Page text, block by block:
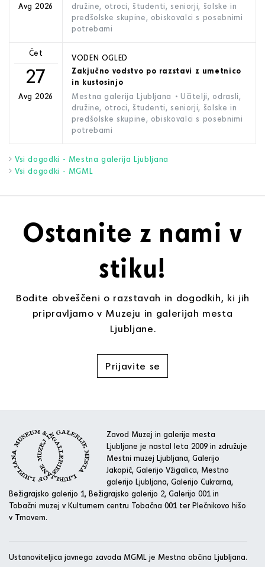
Avg 2026
družine, otroci, študenti, seniorji, šolske in
predšolske skupine, obiskovalci s posebnimi
potrebami
Čet
27
Avg 2026
VODEN OGLED
Zakjučno vodstvo po razstavi z umetnico
in kustosinjo
Mestna galerija Ljubljana • Učitelji, odrasli,
družine, otroci, študenti, seniorji, šolske in
predšolske skupine, obiskovalci s posebnimi
potrebami
Vsi dogodki - Mestna galerija Ljubljana
Vsi dogodki - MGML
Ostanite z nami v
stiku!
Bodite obveščeni o razstavah in dogodkih, ki jih
pripravljamo v Muzeju in galerijah mesta
Ljubljane.
Prijavite se
Zavod Muzej in galerije mesta
Ljubljane je nastal leta 2009 in združuje
Mestni muzej Ljubljana, Galerijo
Jakopič, Galerijo Vžigalica, Mestno
galerijo Ljubljana, Galerijo Cukrarna,
Bežigrajsko galerijo 1, Bežigrajsko galerijo 2, Galerijo 001 in
Tobačni muzej v Kulturnem centru Tobačna 001 ter Plečnikovo hišo
v Trnovem.
Ustanoviteljica javnega zavoda MGML je Mestna občina Ljubljana.